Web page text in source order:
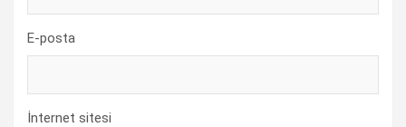
E-posta
İnternet sitesi